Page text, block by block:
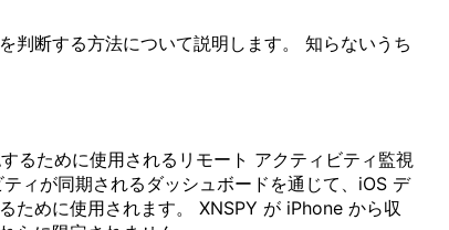
判断する方法について説明します。 知らないうち
るために使用されるリモート アクティビティ監視
ィが同期されるダッシュボードを通じて、iOS デ
ために使用されます。 XNSPY が iPhone から収